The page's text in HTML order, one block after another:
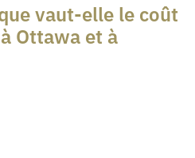
vaut-elle le coût
Ottawa et à